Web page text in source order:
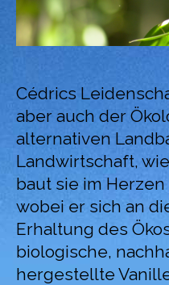
Cédrics
aber auch der
alternativen
Landwirtschaft,
baut sie im
wobei er sich an
Erhaltung des
biologische,
hergestellte